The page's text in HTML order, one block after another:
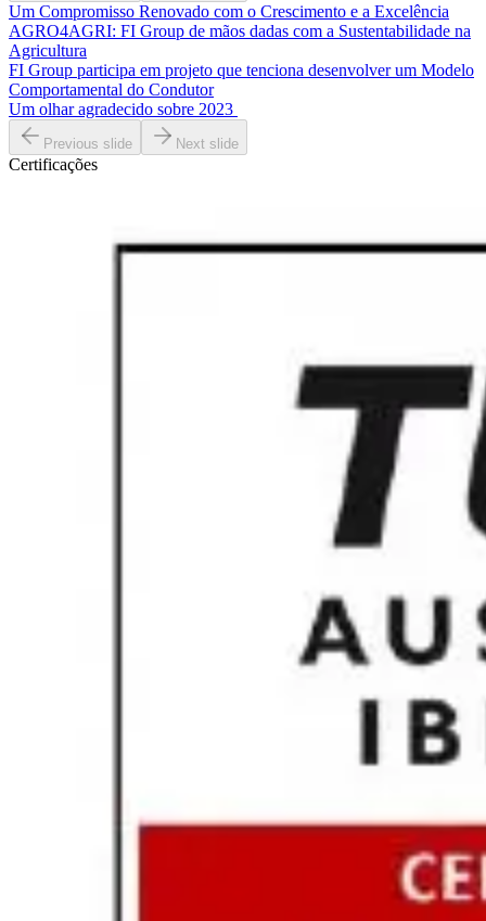
Um Compromisso Renovado com o Crescimento e a Excelência
AGRO4AGRI: FI Group de mãos dadas com a Sustentabilidade na
Agricultura
FI Group participa em projeto que tenciona desenvolver um Modelo
Comportamental do Condutor
Um olhar agradecido sobre 2023
Previous slide Next slide
Certificações